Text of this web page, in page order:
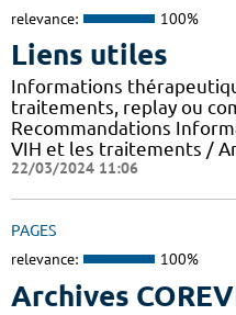
relevance: 100%
Liens utiles
Informations
traitements, replay ou
Recommandations
VIH et les traitements /
22/03/2024 11:06
PAGES
relevance: 100%
Archives